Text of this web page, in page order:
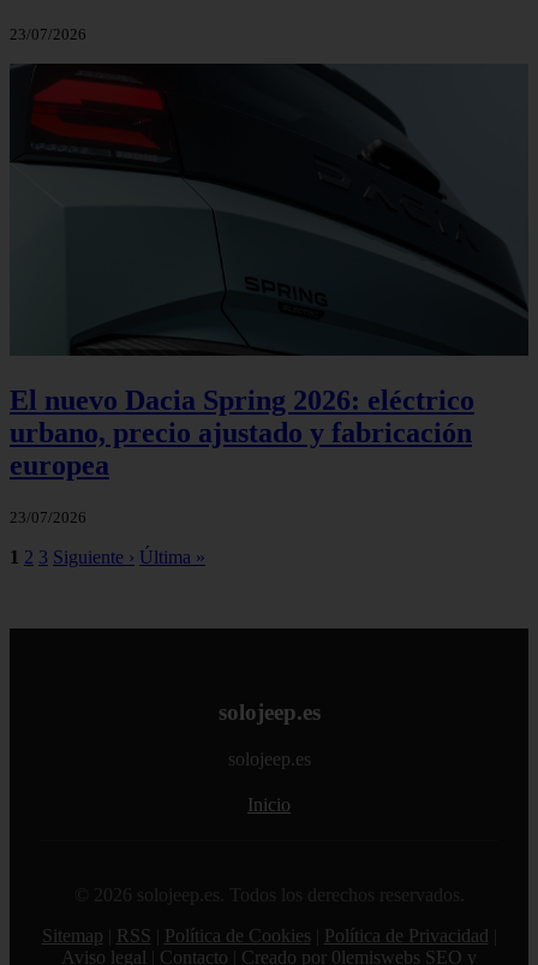
23/07/2026
El nuevo Dacia Spring 2026: eléctrico
urbano, precio ajustado y fabricación
europea
23/07/2026
1 2 3 Siguiente › Última »
solojeep.es
solojeep.es
Inicio
© 2026 solojeep.es. Todos los derechos reservados.
Sitemap
RSS Política de Cookies Política de Privacidad
Aviso legal
Contacto Creado por 0lemiswebs SEO y